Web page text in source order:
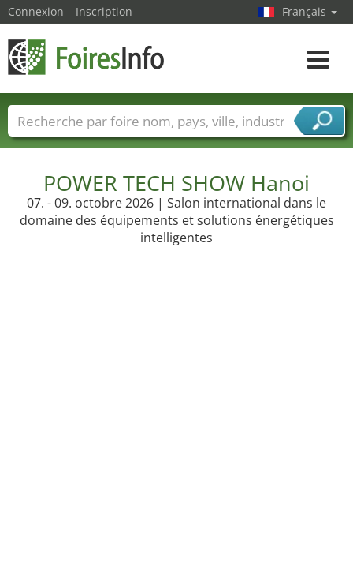
POWER TECH SHOW Hanoi
07. - 09. octobre 2026 | Salon international dans le
domaine des équipements et solutions énergétiques
intelligentes
Connexion Inscription Français
Toggle
Foire noms Pays Villes
Secteurs de foire